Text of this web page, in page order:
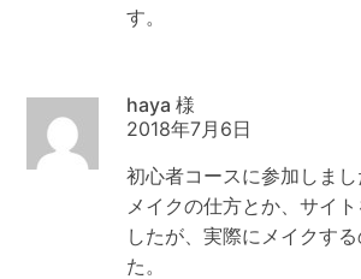
haya
2018年7月6日
初心者コースに参加しまし
メイクの仕方とか、サイ
したが、実際にメイクす
た。